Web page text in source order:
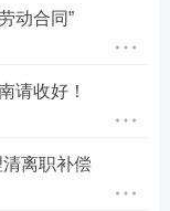
动合同”
请收好！
清离职补偿